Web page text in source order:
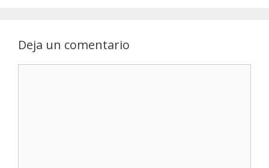
Deja un comentario